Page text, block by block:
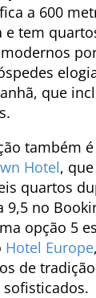
a 600
e tem
que
também
Hotel,
quartos
9,5 no
opção 5
Hotel Europe
de
sofisticados.